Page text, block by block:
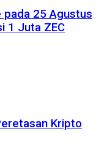
pada 25 Agustus
1 Juta ZEC
Kripto